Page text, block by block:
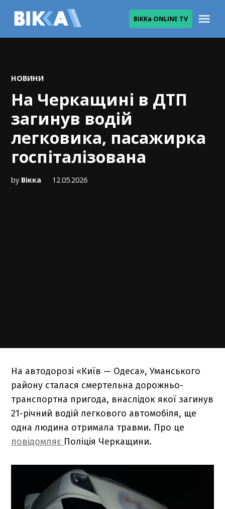
ВіККа ONLINE TV
POSTED
НОВИНИ
На Черкащині в ДТП
загинув водій
легковика, пасажирка
госпіталізована
by Вікка 12.05.2026
На автодорозі «Київ — Одеса», Уманського
району сталася смертельна дорожньо-
транспортна пригода, внаслідок якої загинув
21-річний водій легкового автомобіля, ще
одна людина отримала травми. Про це
повідомляє Поліція Черкащини.